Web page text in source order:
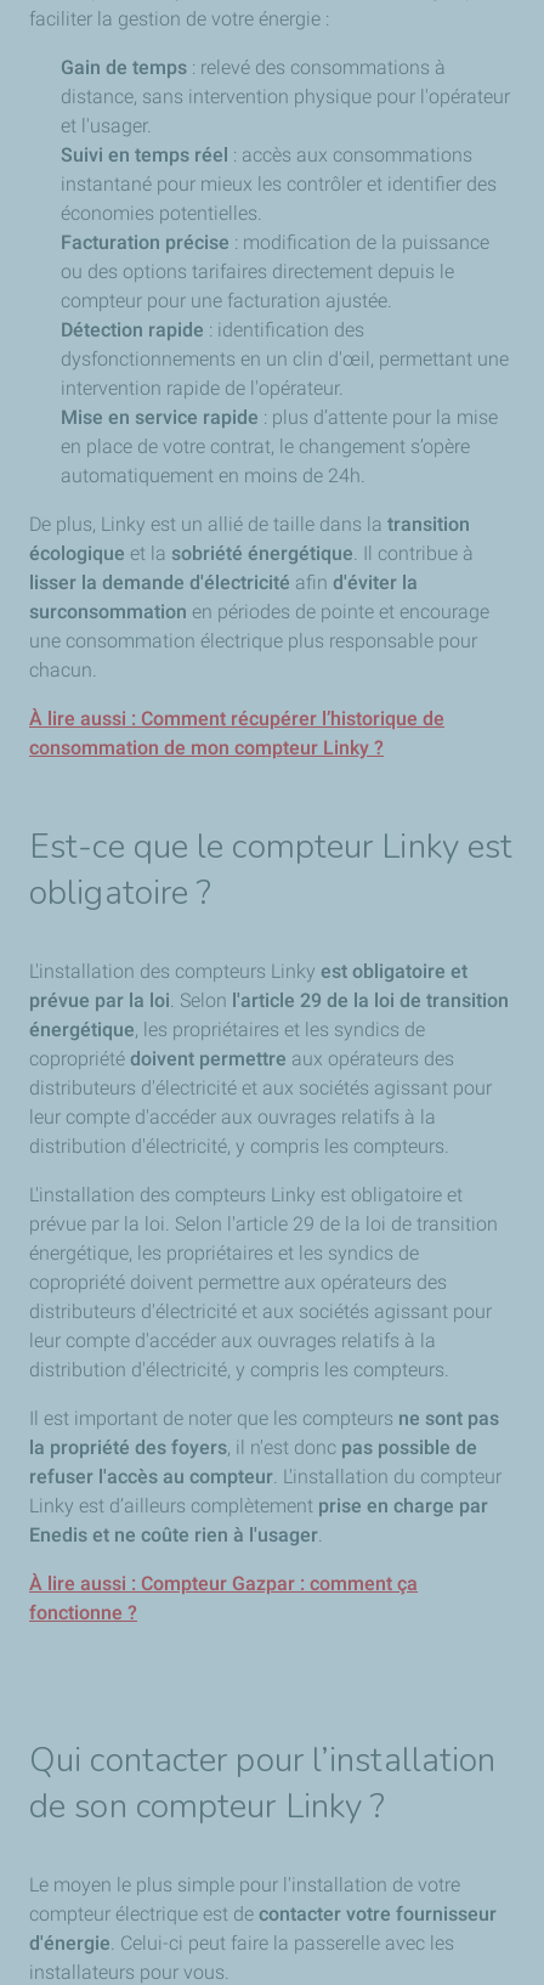
faciliter la gestion de votre énergie :
Gain de temps : relevé des consommations à
distance, sans intervention physique pour l'opérateur
et l'usager.
Suivi en temps réel : accès aux consommations
instantané pour mieux les contrôler et identifier des
économies potentielles.
Facturation précise : modification de la puissance
ou des options tarifaires directement depuis le
compteur pour une facturation ajustée.
Détection rapide : identification des
dysfonctionnements en un clin d'œil, permettant une
intervention rapide de l'opérateur.
Mise en service rapide : plus d’attente pour la mise
en place de votre contrat, le changement s’opère
automatiquement en moins de 24h.
De plus, Linky est un allié de taille dans la transition
écologique et la sobriété énergétique. Il contribue à
lisser la demande d'électricité afin d'éviter la
surconsommation en périodes de pointe et encourage
une consommation électrique plus responsable pour
chacun.
À lire aussi : Comment récupérer l’historique de
consommation de mon compteur Linky ?
Est-ce que le compteur Linky est
obligatoire ?
L'installation des compteurs Linky est obligatoire et
prévue par la loi. Selon l'article 29 de la loi de transition
énergétique, les propriétaires et les syndics de
copropriété doivent permettre aux opérateurs des
distributeurs d'électricité et aux sociétés agissant pour
leur compte d'accéder aux ouvrages relatifs à la
distribution d'électricité, y compris les compteurs.
L'installation des compteurs Linky est obligatoire et
prévue par la loi. Selon l'article 29 de la loi de transition
énergétique, les propriétaires et les syndics de
copropriété doivent permettre aux opérateurs des
distributeurs d'électricité et aux sociétés agissant pour
leur compte d'accéder aux ouvrages relatifs à la
distribution d'électricité, y compris les compteurs.
Il est important de noter que les compteurs ne sont pas
la propriété des foyers, il n'est donc pas possible de
refuser l'accès au compteur. L'installation du compteur
Linky est d’ailleurs complètement prise en charge par
Enedis et ne coûte rien à l'usager.
À lire aussi : Compteur Gazpar : comment ça
fonctionne ?
Qui contacter pour l’installation
de son compteur Linky ?
Le moyen le plus simple pour l'installation de votre
compteur électrique est de contacter votre fournisseur
d'énergie. Celui-ci peut faire la passerelle avec les
installateurs pour vous.